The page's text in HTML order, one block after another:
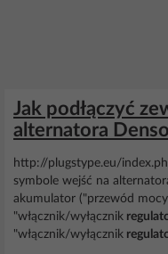
Jak podłączyć
alternatora
http://plugstype.eu/
symbole wejść na
akumulator ("przewód
"włącznik/wyłącznik
"włącznik/wyłącznik